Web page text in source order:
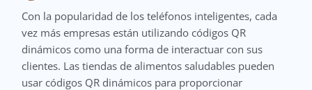
Con la popularidad de los teléfonos inteligentes, cada
vez más empresas están utilizando códigos QR
dinámicos como una forma de interactuar con sus
clientes. Las tiendas de alimentos saludables pueden
usar códigos QR dinámicos para proporcionar